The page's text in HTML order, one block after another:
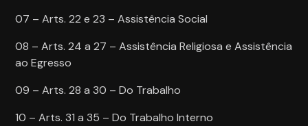
07 – Arts. 22 e 23 – Assistência Social
08 – Arts. 24 a 27 – Assistência Religiosa e Assistência
ao Egresso
09 – Arts. 28 a 30 – Do Trabalho
10 – Arts. 31 a 35 – Do Trabalho Interno